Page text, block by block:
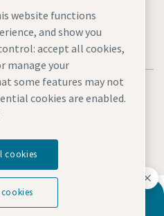
信息
网站地图
备 31010602005937号
）投资有限公司
如何利用科技变革未来。
website functions
and show you
accept all cookies,
manage your
some features may not
cookies are enabled.
cookies